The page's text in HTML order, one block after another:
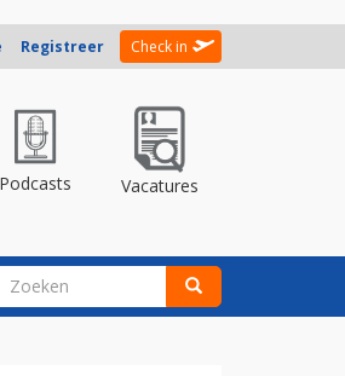
Registreer Check in
Podcasts Vacatures